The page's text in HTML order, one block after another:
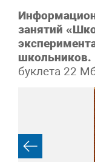
занятий
школьников.
буклета 22